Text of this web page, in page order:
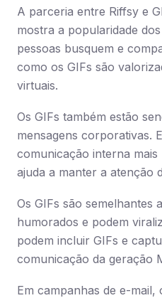
A parceria entre Riffsy e
mostra a popularidade
pessoas busquem e
como os GIFs são
virtuais.
Os GIFs também estão
mensagens corporativas.
comunicação interna
ajuda a manter a atenção
Os GIFs são semelhantes
humorados e podem
podem incluir GIFs e
comunicação da geração
Em campanhas de e-mail,